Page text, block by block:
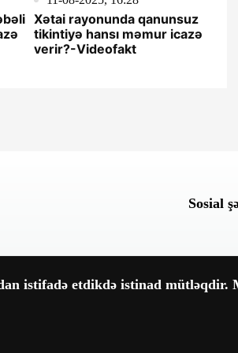
Xətai rayonunda qanunsuz
tikintiyə hansı məmur icazə
verir?-Videofakt
Sosial
istifadə etdikdə istinad